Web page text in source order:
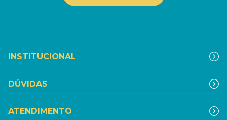
INSTITUCIONAL
DÚVIDAS
ATENDIMENTO